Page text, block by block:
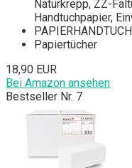
Naturkrepp, ZZ-
Handtuchpapier,
PAPIERHANDTUCH
Papiertücher
18,90 EUR
Bei Amazon ansehen
Bestseller Nr. 7